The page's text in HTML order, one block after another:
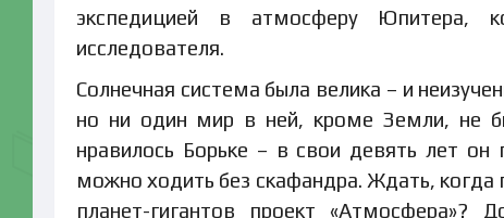
экспедицией в атмосферу Юпитера,
исследователя.
Солнечная система была велика – и
но ни один мир в ней, кроме Земли, не
нравилось Борьке – в свои девять лет
можно ходить без скафандра. Ждать, когда
планет-гигантов проект